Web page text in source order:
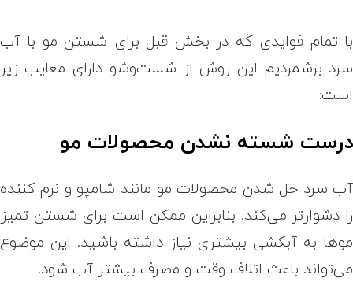
با تمام فوایدی که در بخش قبل برای شستن مو با آب
سرد برشمردیم این روش از شست‌وشو دارای معایب زیر
است:
درست شسته نشدن محصولات مو
آب سرد حل شدن محصولات مو مانند شامپو و نرم کننده
را دشوارتر می‌کند. بنابراین ممکن است برای شستن تمیز
موها به آبکشی بیشتری نیاز داشته باشید. این موضوع
می‌تواند باعث اتلاف وقت و مصرف بیشتر آب شود.